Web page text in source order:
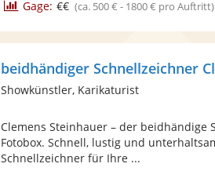
Gage: €€ (ca. 500 € - 1800 € pro Auftritt)
Showkünstler, Karikaturist
Clemens Steinhauer – der beidhändige
Fotobox. Schnell, lustig und
Schnellzeichner für Ihre ...